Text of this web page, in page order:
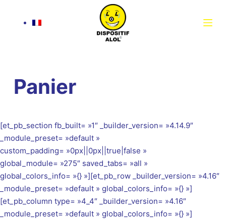
e
n
t
Panier
[et_pb_section fb_built= »1″ _builder_version= »4.14.9″
_module_preset= »default »
custom_padding= »0px||0px||true|false »
global_module= »275″ saved_tabs= »all »
global_colors_info= »{} »][et_pb_row _builder_version= »4.16″
_module_preset= »default » global_colors_info= »{} »]
[et_pb_column type= »4_4″ _builder_version= »4.16″
_module_preset= »default » global_colors_info= »{} »]